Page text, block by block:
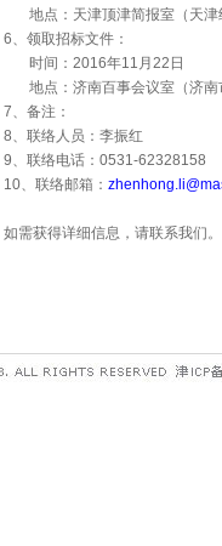
地点：天津顶津简报室（天
6、领取招标文件：
时间： 2016年11 月 22 日
地点：济南百事会议室（济
7、备注：
8、联络人员：李振红
9、联络电话： 0531-62328158
10、联络邮箱：
如需获得详细信息，请联系我们。